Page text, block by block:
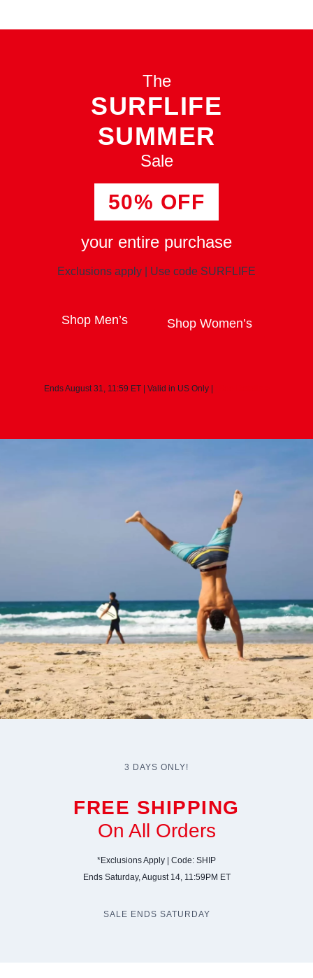
The
SURFLIFE
SUMMER
Sale
50% OFF
your entire purchase
Exclusions apply Use code SURFLIFE
Shop Men’s Shop Women’s
Ends August31, 11:59 ET| Valid in US Only|
3 DAYS ONLY!
FREE SHIPPING
On All Orders
*Exclusions Apply Code: SHIP
Ends Saturday,August14, 11:59 PM ET
SALE ENDS SATURDAY